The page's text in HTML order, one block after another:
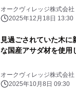
オークヴィレッジ株式会社
2025年12月18日 13:30
見過ごされていた木
な国産アサダ材を使用
オークヴィレッジ株式会社
2025年10月8日 09:30